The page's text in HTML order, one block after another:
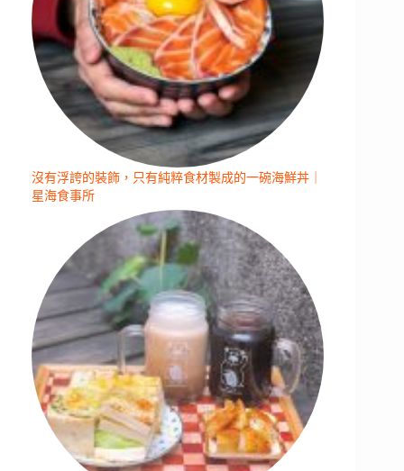
沒有浮誇的裝飾，只有純粹食材製成的一碗海鮮丼｜
星海食事所